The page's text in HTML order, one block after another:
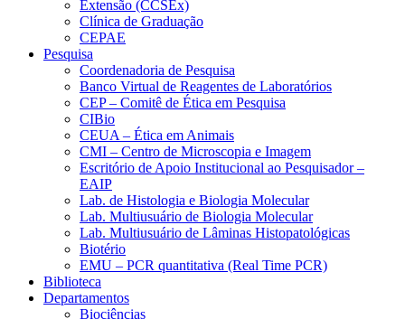
Extensão (CCSEx)
Clínica de Graduação
CEPAE
Pesquisa
Coordenadoria de Pesquisa
Banco Virtual de Reagentes de Laboratórios
CEP – Comitê de Ética em Pesquisa
CIBio
CEUA – Ética em Animais
CMI – Centro de Microscopia e Imagem
Escritório de Apoio Institucional ao Pesquisador –
EAIP
Lab. de Histologia e Biologia Molecular
Lab. Multiusuário de Biologia Molecular
Lab. Multiusuário de Lâminas Histopatológicas
Biotério
EMU – PCR quantitativa (Real Time PCR)
Biblioteca
Departamentos
Biociências